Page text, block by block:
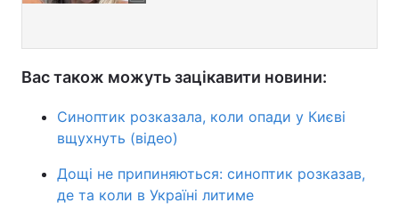
Вас також можуть зацікавити новини:
Синоптик розказала, коли опади у Києві
вщухнуть (відео)
Дощі не припиняються: синоптик розказав,
де та коли в Україні литиме